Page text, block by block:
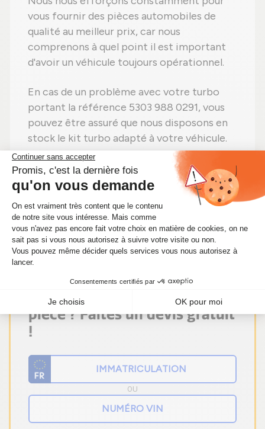
vous fournir des pièces automobiles de
qualité au meilleur prix, car nous
comprenons à quel point il est important
d'avoir un véhicule toujours opérationnel.
En cas de un problème avec votre turbo
portant la référence 5303 988 0291, vous
pouvez être assuré que nous disposons en
stock le kit turbo adapté à votre véhicule.
Ne perdez plus de temps ! Si vous avez
besoin d'un kit turbo 5303 988 0291,
commandez-le dès maintenant sur
Alsapièces.
Vous ne trouvez pas votre
pièce ? Faites un devis gratuit
!
OU